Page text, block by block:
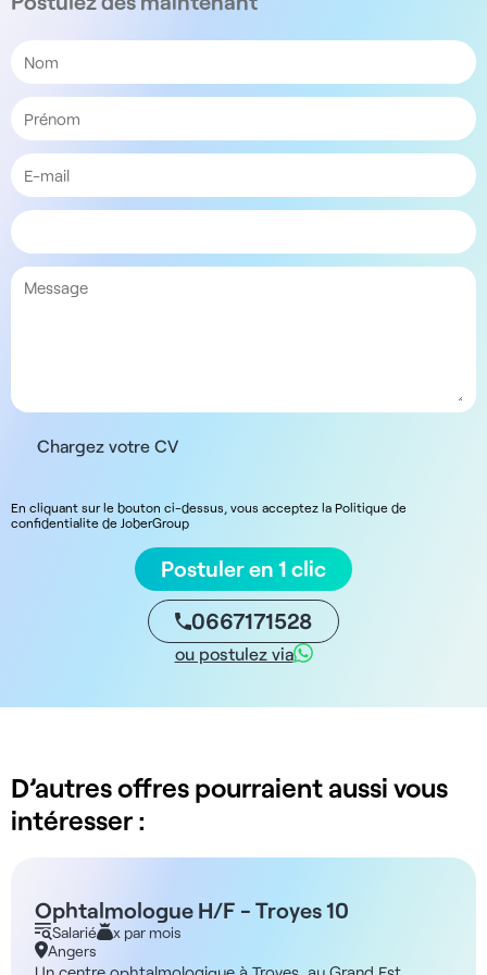
Chargez votre CV
En cliquant sur le bouton ci-dessus, vous acceptez la Politique de
confidentialite de JoberGroup
Postuler en 1 clic
0667171528
ou postulez via
D’autres offres pourraient aussi vous
intéresser :
Ophtalmologue H/F - Troyes 10
Salarié
x par mois
Angers